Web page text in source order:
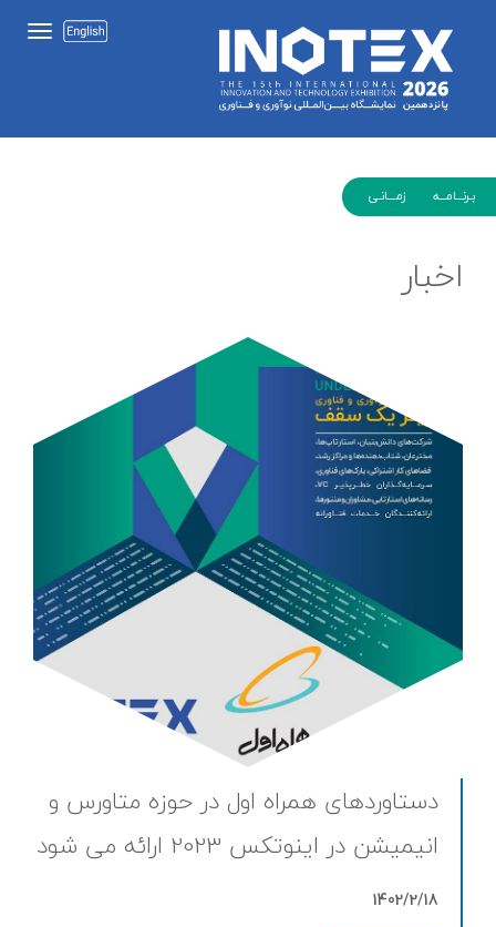
بـرنـــامـــه زمــــانـی
اخبار
دستاوردهای همراه اول در حوزه متاورس و
انیمیشن در اینوتکس 2023 ارائه می شود
1402/2/18